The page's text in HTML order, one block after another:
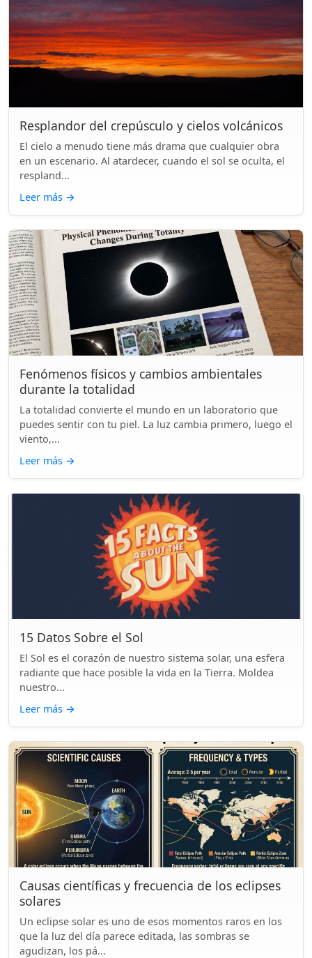
Resplandor del crepúsculo y cielos volcánicos
El cielo a menudo tiene más drama que cualquier obra
en un escenario. Al atardecer, cuando el sol se oculta, el
respland...
Leer más →
Fenómenos físicos y cambios ambientales
durante la totalidad
La totalidad convierte el mundo en un laboratorio que
puedes sentir con tu piel. La luz cambia primero, luego el
viento,...
Leer más →
15 Datos Sobre el Sol
El Sol es el corazón de nuestro sistema solar, una esfera
radiante que hace posible la vida en la Tierra. Moldea
nuestro...
Leer más →
Causas científicas y frecuencia de los eclipses
solares
Un eclipse solar es uno de esos momentos raros en los
que la luz del día parece editada, las sombras se
agudizan, los pá...